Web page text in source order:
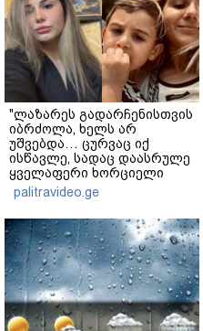
"ლაზარეს გადარჩენისთვის
იბრძოლა, ხელს არ
უშვებდა… ცურვაც იქ
ისწავლე, სადაც დაასრულე
ყველაფერი ხორციელი
ცხოვრებიდან" – რას წერს
ხობში დაღუპული დედა-
შვილის ახლობელი?
palitravideo.ge